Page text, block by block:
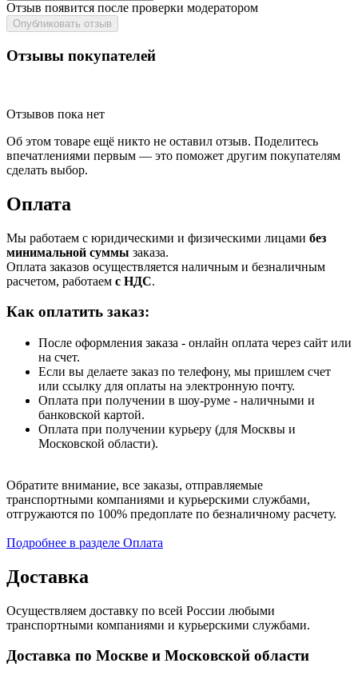
Отзыв появится после проверки модератором
Опубликовать отзыв
Отзывы покупателей
Отзывов пока нет
Об этом товаре ещё никто не оставил отзыв. Поделитесь
впечатлениями первым — это поможет другим покупателям
сделать выбор.
Оплата
Мы работаем с юридическими и физическими лицами без
минимальной суммы заказа.
Оплата заказов осуществляется наличным и безналичным
расчетом, работаем с НДС.
Как оплатить заказ:
После оформления заказа - онлайн оплата через сайт или
на счет.
Если вы делаете заказ по телефону, мы пришлем счет
или ссылку для оплаты на электронную почту.
Оплата при получении в шоу-руме - наличными и
банковской картой.
Оплата при получении курьеру (для Москвы и
Московской области).
Обратите внимание, все заказы, отправляемые
транспортными компаниями и курьерскими службами,
отгружаются по 100% предоплате по безналичному расчету.
Подробнее в разделе Оплата
Доставка
Осуществляем доставку по всей России любыми
транспортными компаниями и курьерскими службами.
Доставка по Москве и Московской области